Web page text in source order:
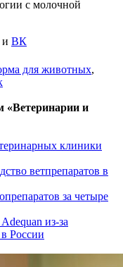
с молочной
и ВК
для животных,
«Ветеринарии и
клиники
ветпрепаратов в
за четыре
из-за
России